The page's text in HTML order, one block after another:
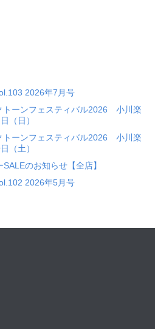
2026年7月号
トーンフェスティバル2026 小川楽
（日）
トーンフェスティバル2026 小川楽
（土）
のお知らせ【全店】
2026年5月号